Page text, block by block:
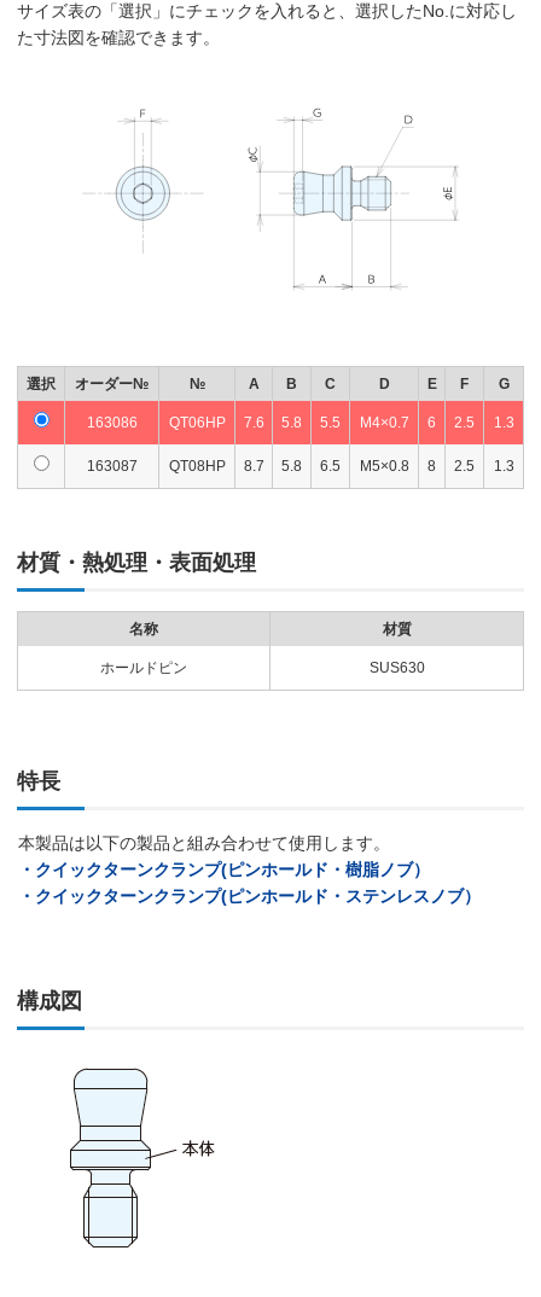
サイズ表の「選択」にチェックを入れると、選択したNo.に対応し
た寸法図を確認できます。
選択 オーダー№ № A B C D E F G
163086 QT06HP 7.6 5.8 5.5 M4×0.7 6 2.5 1.3
163087 QT08HP 8.7 5.8 6.5 M5×0.8 8 2.5 1.3
材質・熱処理・表面処理
名称 材質
ホールドピン SUS630
特長
本製品は以下の製品と組み合わせて使用します。
・クイックターンクランプ(ピンホールド・樹脂ノブ）
・クイックターンクランプ(ピンホールド・ステンレスノブ）
構成図